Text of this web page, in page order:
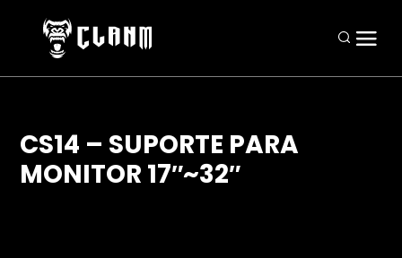
Periféricos
CS14 – SUPORTE PARA
MONITOR 17″~32″